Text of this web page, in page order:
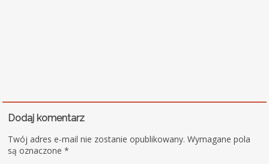
Dodaj komentarz
Twój adres e-mail nie zostanie opublikowany. Wymagane pola
są oznaczone*